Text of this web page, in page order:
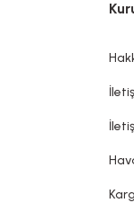
vermek,
gerçekleşeceği